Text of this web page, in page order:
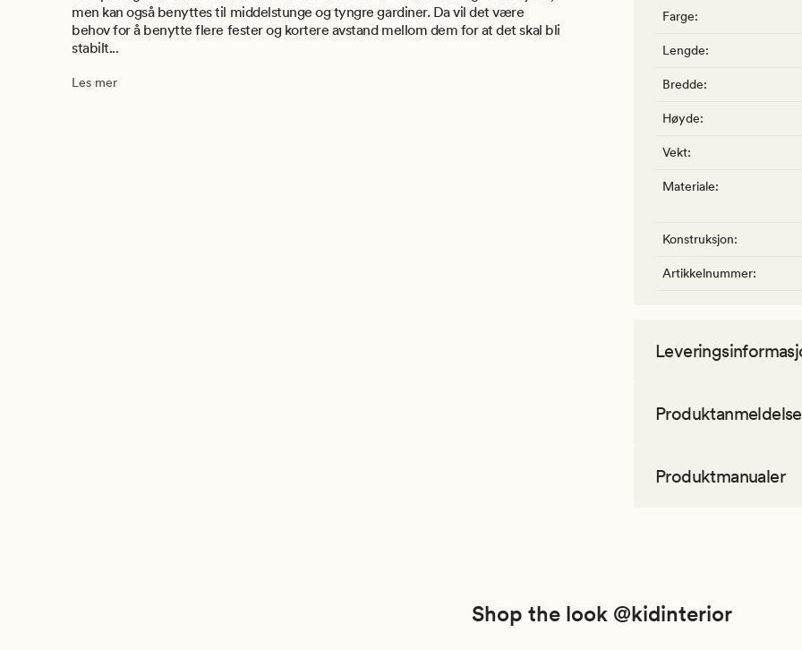
men kan også benyttes til middelstunge og tyngre gardiner. Da vil det være
behov for å benytte flere fester og kortere avstand mellom dem for at det skal bli
stabilt...
Les mer
Farge:
Lengde:
Bredde:
Høyde:
Vekt:
Materiale:
Konstruksjon:
Artikkelnummer:
Produktmanualer
Shop the look @kidinterior